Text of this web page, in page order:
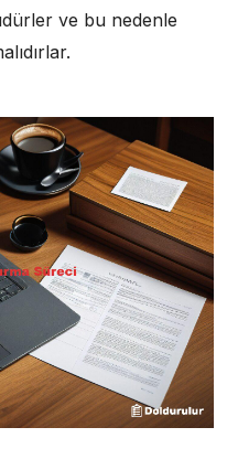
ve bu nedenle